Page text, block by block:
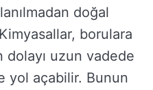
doğal
borulara
uzun vadede
yol açabilir. Bunun